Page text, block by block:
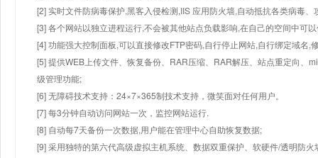
[2] 实时文件防病毒保护,黑客入侵检测,IIS 应用防火墙,自动抵抗各类病毒、
[3] 各个网站以独立进程运行,不会被其他站点负载影响,在自己的空间中可
[4] 功能强大控制面板,可以直接修改FTP密码,自行停止网站,自行绑定域名,
[5] 提供WEB上传文件、恢复备份、RAR压缩、RAR解压、站点重定向、
级管理功能;
[6] 无障碍技术支持：24×7×365制技术支持，微笑面对任何用户。
[7] 每3分钟自动访问网站一次，监控网站运行.
[8] 自动每7天备份一次数据,用户能在管理中心自助恢复数据;
[9] 采用独特的第六代高级虚拟主机系统、数据双重保护、软硬件/透明防火